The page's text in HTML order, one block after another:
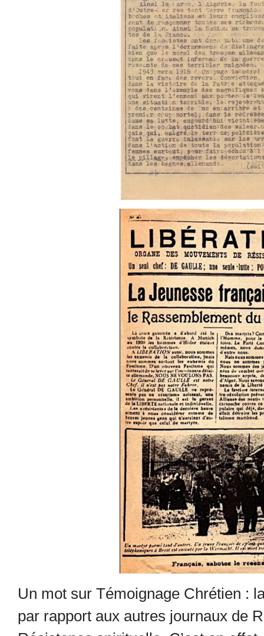
Un mot sur Témoignage Chrétien :
par rapport aux autres journaux de